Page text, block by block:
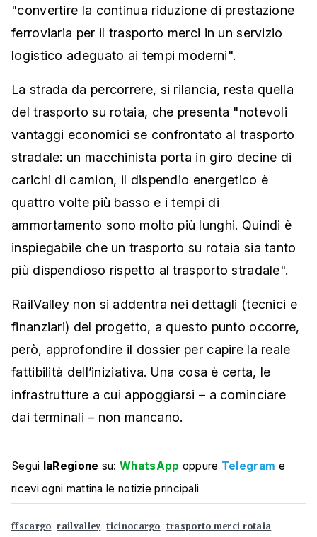
"convertire la continua riduzione di prestazione
ferroviaria per il trasporto merci in un servizio
logistico adeguato ai tempi moderni".
La strada da percorrere, si rilancia, resta quella
del trasporto su rotaia, che presenta "notevoli
vantaggi economici se confrontato al trasporto
stradale: un macchinista porta in giro decine di
carichi di camion, il dispendio energetico è
quattro volte più basso e i tempi di
ammortamento sono molto più lunghi. Quindi è
inspiegabile che un trasporto su rotaia sia tanto
più dispendioso rispetto al trasporto stradale".
RailValley non si addentra nei dettagli (tecnici e
finanziari) del progetto, a questo punto occorre,
però, approfondire il dossier per capire la reale
fattibilità dell’iniziativa. Una cosa è certa, le
infrastrutture a cui appoggiarsi – a cominciare
dai terminali – non mancano.
Segui laRegione su:WhatsApp oppure Telegram e
ricevi ogni mattina le notizie principali
ffscargo railvalley ticinocargo trasporto merci rotaia